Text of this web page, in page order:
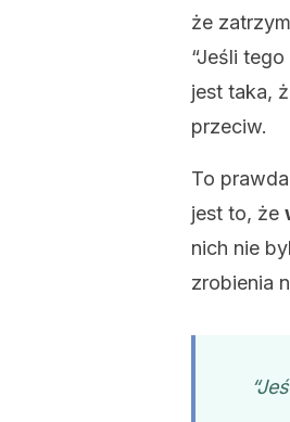
że
“Jeśli
jest taka,
przeciw.
To
jest to, że
nich nie
zrobienia